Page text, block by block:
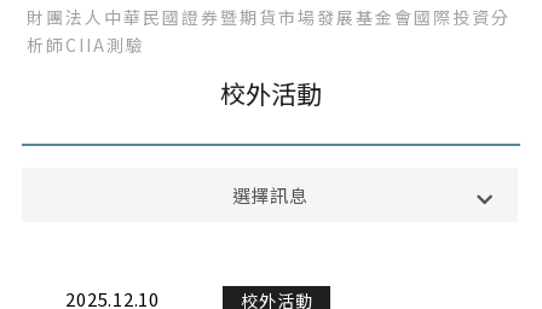
財團法人中華民國證券暨期貨市場發展基金會國際投資分
析師CIIA測驗
校外活動
選擇訊息
2025.12.10 校外活動